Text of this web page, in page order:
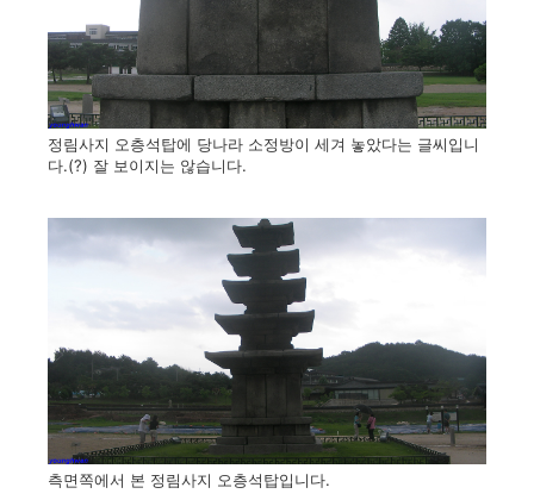
정림사지 오층석탑에 당나라 소정방이 세겨 놓았다는 글씨입니
다.(?) 잘 보이지는 않습니다.
측면쪽에서 본 정림사지 오층석탑입니다.